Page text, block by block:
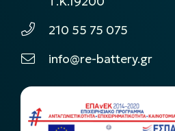
210 55 75 075
info@re-battery.gr